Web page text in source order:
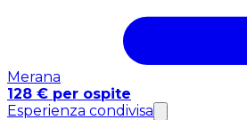
Merana
128 € per ospite
Esperienza condivisa